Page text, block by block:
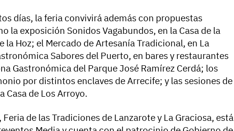
días, la feria convivirá además con propuestas
la exposición Sonidos Vagabundos, en la Casa de la
la Hoz; el Mercado de Artesanía Tradicional, en La
Sabores del Puerto, en bares y restaurantes
Gastronómica del Parque José Ramírez Cerdá; los
por distintos enclaves de Arrecife; y las sesiones de
Casa de Los Arroyo.
de las Tradiciones de Lanzarote y La Graciosa, está